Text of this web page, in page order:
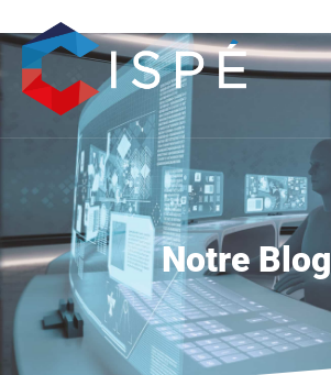
Notre Blog